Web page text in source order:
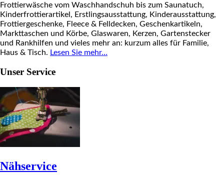
Frottierwäsche vom Waschhandschuh bis zum Saunatuch,
Kinderfrottierartikel, Erstlingsausstattung, Kinderausstattung,
Frottiergeschenke, Fleece & Felldecken, Geschenkartikeln,
Markttaschen und Körbe, Glaswaren, Kerzen, Gartenstecker
und Rankhilfen und vieles mehr an: kurzum alles für Familie,
Haus & Tisch. Lesen Sie mehr…
Unser Service
Nähservice